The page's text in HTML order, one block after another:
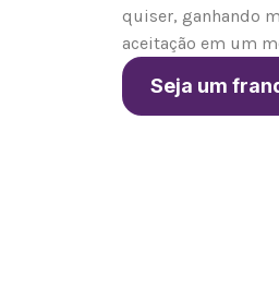
quiser, ganhando
aceitação em um
Seja um